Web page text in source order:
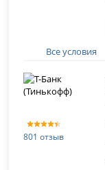
Все условия
801 отзыв